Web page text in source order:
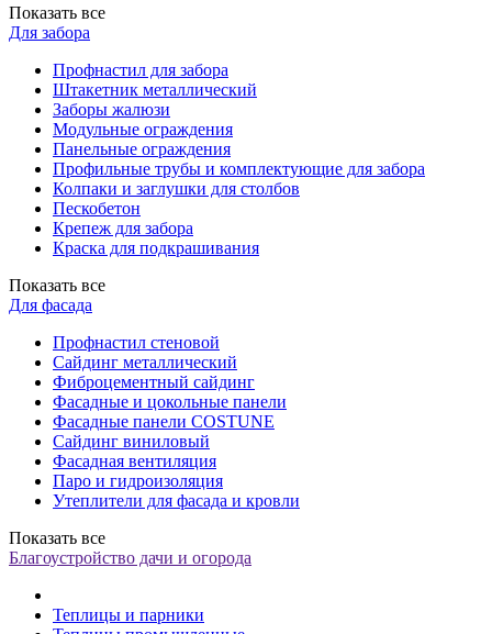
Показать все
Для забора
Профнастил для забора
Штакетник металлический
Заборы жалюзи
Модульные ограждения
Панельные ограждения
Профильные трубы и комплектующие для забора
Колпаки и заглушки для столбов
Пескобетон
Крепеж для забора
Краска для подкрашивания
Показать все
Для фасада
Профнастил стеновой
Сайдинг металлический
Фиброцементный сайдинг
Фасадные и цокольные панели
Фасадные панели COSTUNE
Сайдинг виниловый
Фасадная вентиляция
Паро и гидроизоляция
Утеплители для фасада и кровли
Показать все
Благоустройство дачи и огорода
Теплицы и парники